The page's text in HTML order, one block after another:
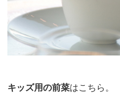
キッズ用の前菜はこちら。